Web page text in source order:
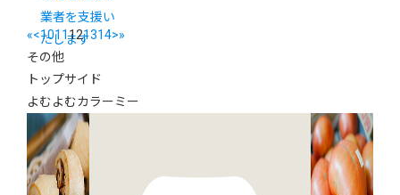
業者を支援い
たします
«<1011121314>»
その他
トップサイド
よむよむカラーミー